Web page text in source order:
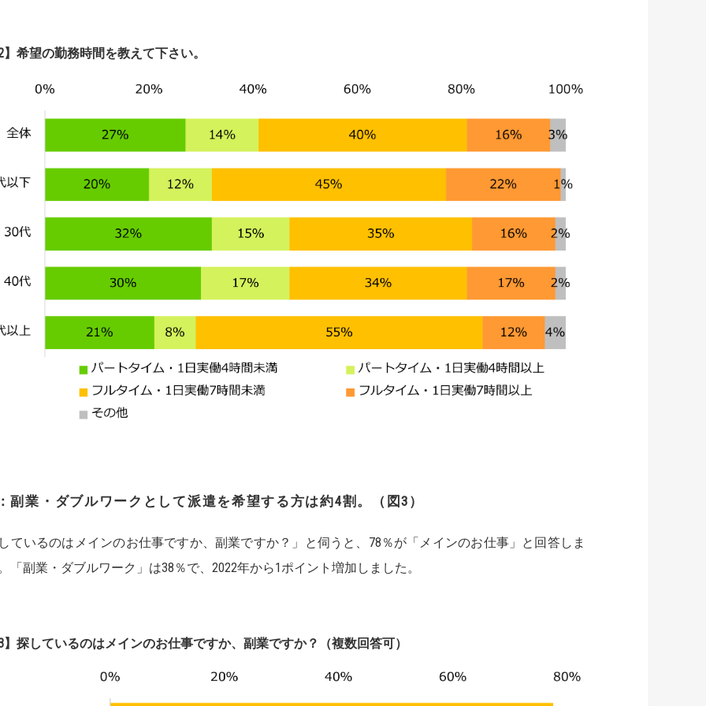
】希望の勤務時間を教えて下さい。
副業・ダブルワークとして派遣を希望する方は約4割。（図3）
ているのはメインのお仕事ですか、副業ですか？」と伺うと、78％が「メインのお仕事」と回答しま
「副業・ダブルワーク」は38％で、2022年から1ポイント増加しました。
】探しているのはメインのお仕事ですか、副業ですか？（複数回答可）